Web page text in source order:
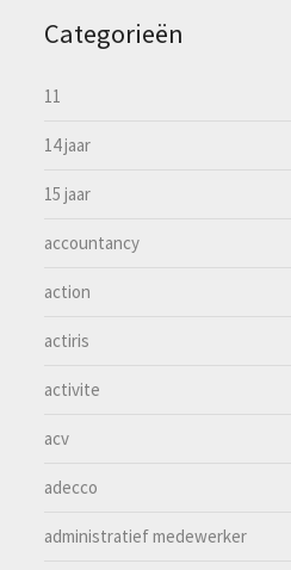
Categorieën
11
14 jaar
15 jaar
accountancy
action
actiris
activite
acv
adecco
administratief medewerker